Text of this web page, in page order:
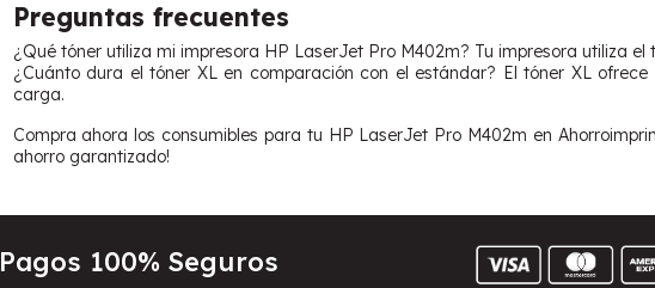
Preguntas frecuentes
¿Qué tóner utiliza mi impresora HP LaserJet Pro M402m? Tu impresora utiliza
¿Cuánto dura el tóner XL en comparación con el estándar? El tóner XL
carga.
Compra ahora los consumibles para tu HP LaserJet Pro M402m en
ahorro garantizado!
Pagos 100% Seguros